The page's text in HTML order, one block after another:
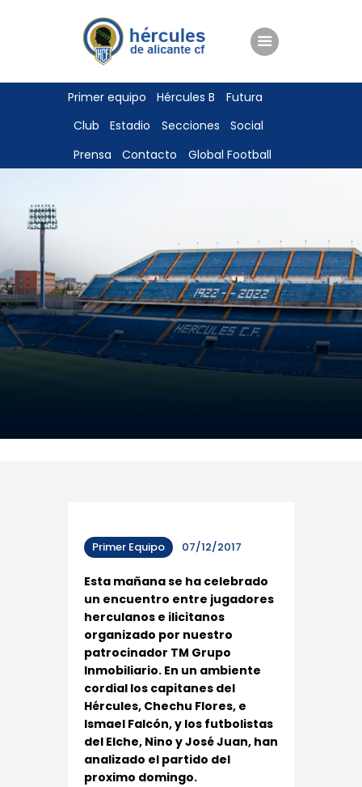
Primer equipo Hércules B
Futura
Club
Estadio Secciones
Social
Prensa
Contacto Global Football
ENTRADAS
TIENDA
HÉRCULESCF100
Primer Equipo 07/12/2017
Esta mañana se ha celebrado
un encuentro entre jugadores
herculanos e ilicitanos
organizado por nuestro
patrocinador TM Grupo
Inmobiliario. En un ambiente
cordial los capitanes del
Hércules, Chechu Flores, e
Ismael Falcón, y los futbolistas
del Elche, Nino y José Juan, han
analizado el partido del
proximo domingo.